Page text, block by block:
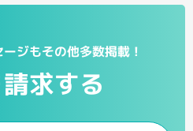
ジもその他多数掲載！
求する